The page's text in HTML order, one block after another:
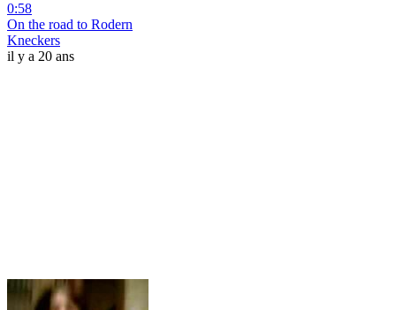
0:58
On the road to Rodern
Kneckers
il y a 20 ans